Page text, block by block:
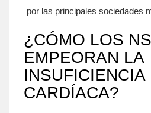
por las principales sociedades
¿CÓMO LOS
EMPEORAN LA
INSUFICIENCIA
CARDÍACA?